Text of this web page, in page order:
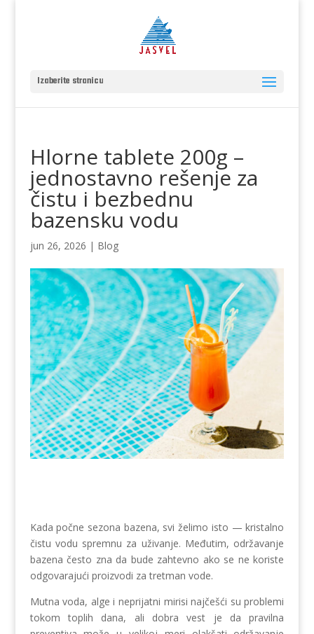
Izaberite stranicu
Hlorne tablete 200g –
jednostavno rešenje za
čistu i bezbednu
bazensku vodu
jun 26, 2026 | Blog
Kada počne sezona bazena, svi želimo isto — kristalno
čistu vodu spremnu za uživanje. Međutim, održavanje
bazena često zna da bude zahtevno ako se ne koriste
odgovarajući proizvodi za tretman vode.
Mutna voda, alge i neprijatni mirisi najčešći su problemi
tokom toplih dana, ali dobra vest je da pravilna